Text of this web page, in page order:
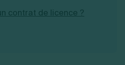
contrat de licence ?